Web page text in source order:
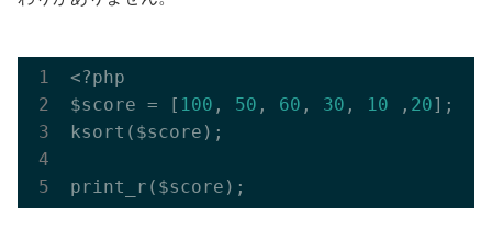
<?php
$score = [ 100 , 50 , 60 , 30 , 10 , 20];
ksort($score);